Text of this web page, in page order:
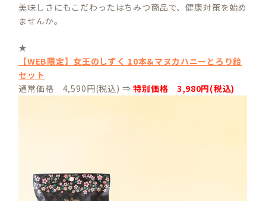
美味しさにもこだわったはちみつ商品で、健康対策を始め
ませんか。
★
【WEB限定】女王のしずく 10本&マヌカハニーとろり飴
セット
通常価格 4,590円(税込) ⇒特別価格 3,980円(税込)